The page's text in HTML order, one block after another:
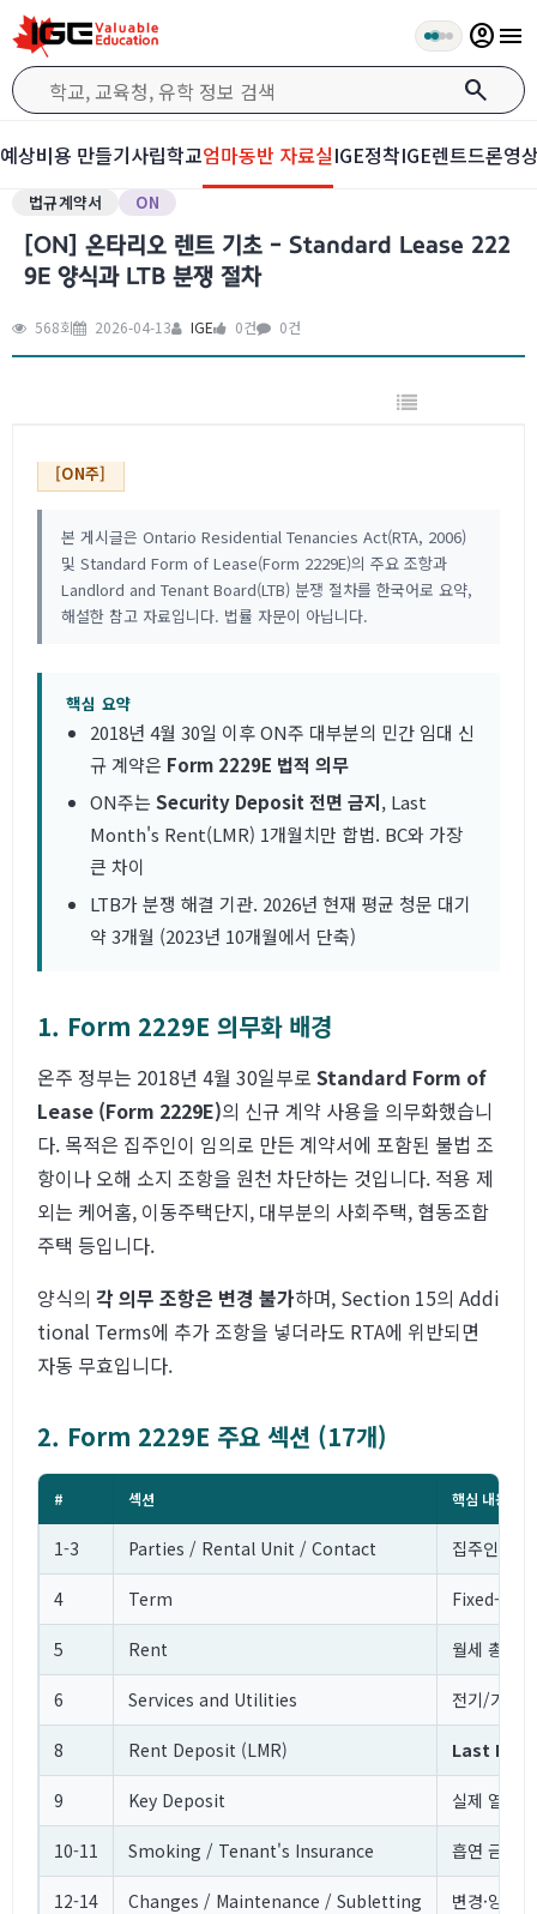
search
account_circlemenu
상비용 만들기사립학교엄마동반 자료실IGE정착IGE렌트드론영
법규계약서 ON
[ON] 온타리오 렌트 기초 - Standard Lease 222
9E 양식과 LTB 분쟁 절차
568회 2026-04-13 IGE 0건 0건
[ON주]
본 게시글은 Ontario Residential Tenancies Act(RTA, 2006)
및 Standard Form of Lease(Form 2229E)의 주요 조항과
Landlord and Tenant Board(LTB) 분쟁 절차를 한국어로 요약,
해설한 참고 자료입니다. 법률 자문이 아닙니다.
핵심 요약
2018년 4월 30일 이후 ON주 대부분의 민간 임대 신
규 계약은 Form 2229E 법적 의무
ON주는 Security Deposit 전면 금지, Last
Month's Rent(LMR) 1개월치만 합법. BC와 가장
큰 차이
LTB가 분쟁 해결 기관. 2026년 현재 평균 청문 대기
약 3개월 (2023년 10개월에서 단축)
1. Form 2229E 의무화 배경
온주 정부는 2018년 4월 30일부로 Standard Form of
Lease (Form 2229E)의 신규 계약 사용을 의무화했습니
다. 목적은 집주인이 임의로 만든 계약서에 포함된 불법 조
항이나 오해 소지 조항을 원천 차단하는 것입니다. 적용 제
외는 케어홈, 이동주택단지, 대부분의 사회주택, 협동조합
주택 등입니다.
양식의 각 의무 조항은 변경 불가하며, Section 15의 Addi
tional Terms에 추가 조항을 넣더라도 RTA에 위반되면
자동 무효입니다.
2. Form 2229E 주요 섹션 (17개)
# 섹션 핵심 내용
1-3 Parties / Rental Unit / Contact 집주인·세
4 Term Fixed-
5 Rent 월세 총액,
6 Services and Utilities 전기/가스/
8 Rent Deposit (LMR) Last
9 Key Deposit 실제 열쇠
10-11 Smoking / Tenant's Insurance 흡연 금지
12-14 Changes / Maintenance / Subletting 변경·양도